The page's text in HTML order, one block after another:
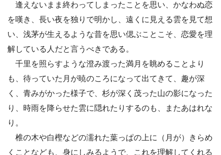
逢えないまま終わってしまったことを思い、かなわぬ恋
を嘆き、長い夜を独りで明かし、遠くに見える雲を見て想
い、浅茅が生えるような昔を思い偲ぶことこそ、恋愛を理
解している人だと言うべきである。
千里を照らすような澄み渡った満月を眺めることより
も、待っていた月が暁のころになって出てきて、趣が深
く、青みがかった様子で、杉が深く茂った山の影になった
り、時雨を降らせた雲に隠れたりするのも、またあはれな
り。
椎の木や白樫などの濡れた葉っぱの上に（月が）きらめ
くことなども、身にしみるようで、これを理解してくれる